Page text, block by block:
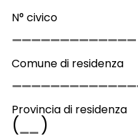
N° civico
Comune di residenza
Provincia di residenza
( )